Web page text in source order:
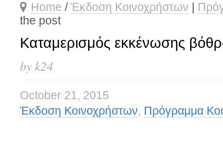
Home /Έκδοση Κοινοχρήστων |
the post
Καταμερισμός εκκένωσης
by k24
October 21, 2015
Έκδοση Κοινοχρήστων, Πρόγραμμα